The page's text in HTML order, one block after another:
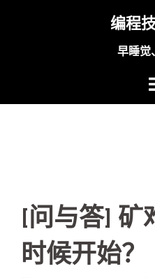
编程
早睡觉
[问与答] 矿
时候开始？